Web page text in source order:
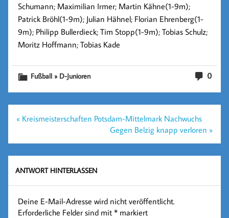
Schumann; Maximilian Irmer; Martin Kähne(1-9m);
Patrick Bröhl(1-9m); Julian Hähnel; Florian Ehrenberg(1-
9m); Philipp Bullerdieck; Tim Stopp(1-9m); Tobias Schulz;
Moritz Hoffmann; Tobias Kade
0
Fußball » D-Junioren
Beitragsnavigation
« Kreismeisterschaften Potsdam-Mittelmark Nachwuchs
Gegen Belzig knapp verloren »
ANTWORT HINTERLASSEN
Deine E-Mail-Adresse wird nicht veröffentlicht.
Erforderliche Felder sind mit* markiert